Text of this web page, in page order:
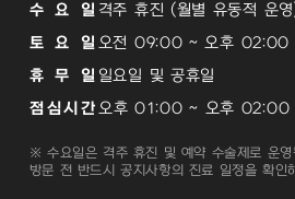
수 요 일 격주 휴진 (월별 유동적 운
토 요 일오전 09:00 ~ 오후 02:00
휴 무 일 일요일 및 공휴일
점심시간오후 01:00 ~ 오후 02:00
※ 수요일은 격주 휴진 및 예약 수술제로 운영
방문 전 반드시 공지사항의 진료 일정을 확인